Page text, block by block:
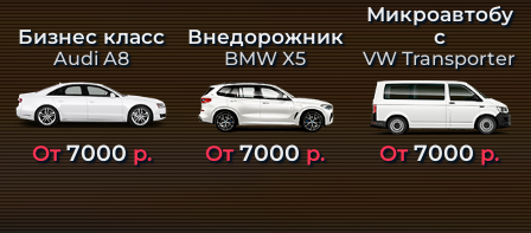
Бизнес класс
Audi A8
От7000р.
Внедорожник
BMW X5
От7000р.
Микроавтобу
с
VW Transporter
От7000р.